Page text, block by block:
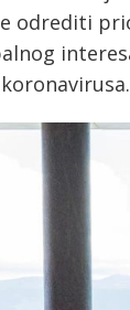
odrediti